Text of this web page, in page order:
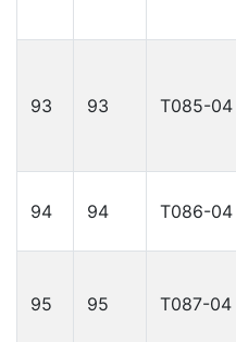
93 93 Т085-04
94 94 Т086-04
95 95 Т087-04